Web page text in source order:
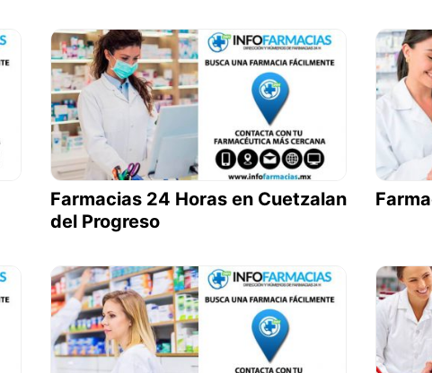
Farmacias 24 Horas en Cuetzalan
del Progreso